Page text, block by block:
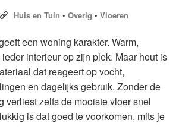
Huis en Tuin • Overig • Vloeren
een woning karakter. Warm,
interieur op zijn plek. Maar hout is
dat reageert op vocht,
en dagelijks gebruik. Zonder de
verliest zelfs de mooiste vloer snel
is dat goed te voorkomen, mits je